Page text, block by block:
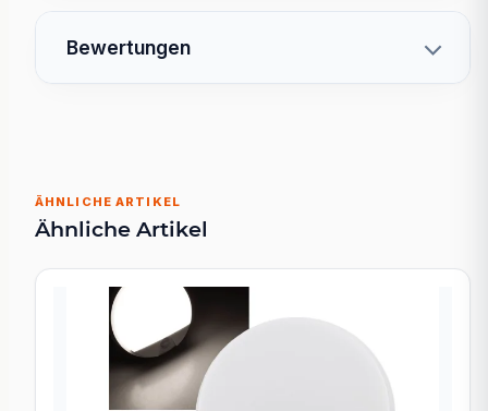
Bewertungen
ÄHNLICHE ARTIKEL
Ähnliche Artikel